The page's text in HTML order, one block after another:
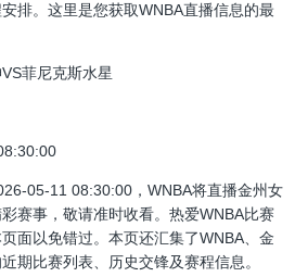
排。这里是您获取WNBA直播信息的最
菲尼克斯水星
05-11 08:30:00，WNBA将直播金州女
赛事，敬请准时收看。热爱WNBA比赛
面以免错过。本页还汇集了WNBA、金
期比赛列表、历史交锋及赛程信息。